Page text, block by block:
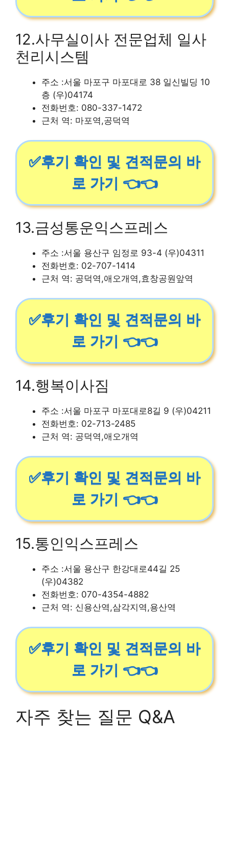
12.사무실이사 전문업체 일사
천리시스템
주소 :서울 마포구 마포대로 38 일신빌딩 10
층 (우)04174
전화번호: 080-337-1472
근처 역: 마포역,공덕역
✅후기 확인 및 견적문의 바
로 가기 👈👈
13.금성통운익스프레스
주소 :서울 용산구 임정로 93-4 (우)04311
전화번호: 02-707-1414
근처 역: 공덕역,애오개역,효창공원앞역
✅후기 확인 및 견적문의 바
로 가기 👈👈
14.행복이사짐
주소 :서울 마포구 마포대로8길 9 (우)04211
전화번호: 02-713-2485
근처 역: 공덕역,애오개역
✅후기 확인 및 견적문의 바
로 가기 👈👈
15.통인익스프레스
주소 :서울 용산구 한강대로44길 25
(우)04382
전화번호: 070-4354-4882
근처 역: 신용산역,삼각지역,용산역
✅후기 확인 및 견적문의 바
로 가기 👈👈
자주 찾는 질문 Q&A